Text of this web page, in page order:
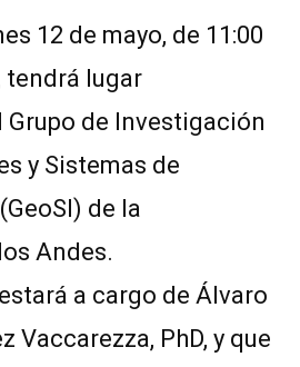
12 de mayo, de 11:00
tendrá lugar
de Investigación
y Sistemas de
de la
Andes.
a cargo de Álvaro
Vaccarezza, PhD, y que